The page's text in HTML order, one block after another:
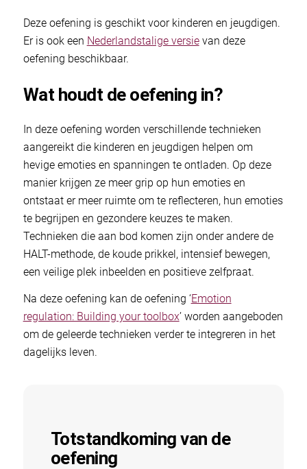
Deze oefening is geschikt voor kinderen en jeugdigen.
Er is ook een Nederlandstalige versievan deze
oefening beschikbaar.
Wat houdt de oefening in?
In deze oefening worden verschillende technieken
aangereikt die kinderen en jeugdigen helpen om
hevige emoties en spanningen te ontladen. Op deze
manier krijgen ze meer grip op hun emoties en
ontstaat er meer ruimte om te reflecteren, hun emoties
te begrijpen en gezondere keuzes te maken.
Technieken die aan bod komen zijn onder andere de
HALT-methode, de koude prikkel, intensief bewegen,
een veilige plek inbeelden en positieve zelfpraat.
Na deze oefening kan de oefening ‘Emotion
regulation: Building your toolbox’ worden aangeboden
om de geleerde technieken verder te integreren in het
dagelijks leven.
Totstandkoming van de
oefening